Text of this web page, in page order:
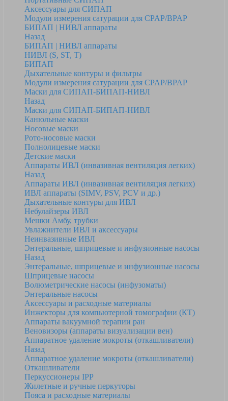
Аксессуары для СИПАП
Модули измерения сатурации для CPAP/BPAP
БИПАП | НИВЛ аппараты
Назад
БИПАП | НИВЛ аппараты
НИВЛ (S, ST, T)
БИПАП
Дыхательные контуры и фильтры
Модули измерения сатурации для CPAP/BPAP
Маски для СИПАП-БИПАП-НИВЛ
Назад
Маски для СИПАП-БИПАП-НИВЛ
Канюльные маски
Носовые маски
Рото-носовые маски
Полнолицевые маски
Детские маски
Аппараты ИВЛ (инвазивная вентиляция легких)
Назад
Аппараты ИВЛ (инвазивная вентиляция легких)
ИВЛ аппараты (SIMV, PSV, PCV и др.)
Дыхательные контуры для ИВЛ
Небулайзеры ИВЛ
Мешки Амбу, трубки
Увлажнители ИВЛ и аксессуары
Неинвазивные ИВЛ
Энтеральные, шприцевые и инфузионные насосы
Назад
Энтеральные, шприцевые и инфузионные насосы
Шприцевые насосы
Волюметрические насосы (инфузоматы)
Энтеральные насосы
Аксессуары и расходные материалы
Инжекторы для компьютерной томографии (КТ)
Аппараты вакуумной терапии ран
Веновизоры (аппараты визуализации вен)
Аппаратное удаление мокроты (откашливатели)
Назад
Аппаратное удаление мокроты (откашливатели)
Откашливатели
Перкуссионеры IPP
Жилетные и ручные перкуторы
Пояса и расходные материалы